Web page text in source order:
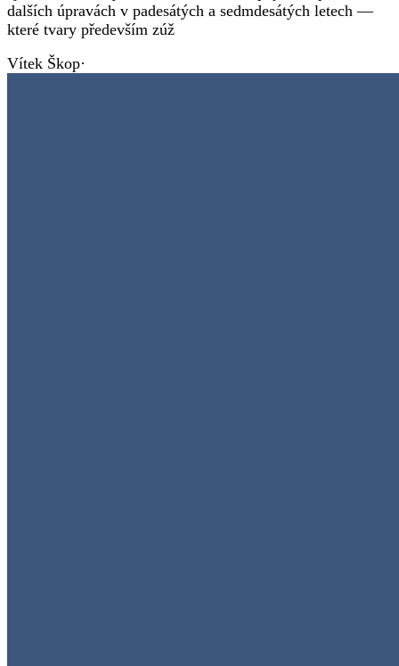
dalších úpravách v padesátých a sedmdesátých letech —
které tvary především zúž
Vítek Škop·